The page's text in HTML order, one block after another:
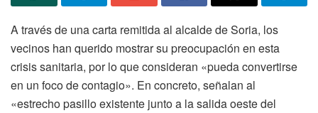
A través de una carta remitida al alcalde de Soria, los
vecinos han querido mostrar su preocupación en esta
crisis sanitaria, por lo que consideran «pueda convertirse
en un foco de contagio». En concreto, señalan al
«estrecho pasillo existente junto a la salida oeste del